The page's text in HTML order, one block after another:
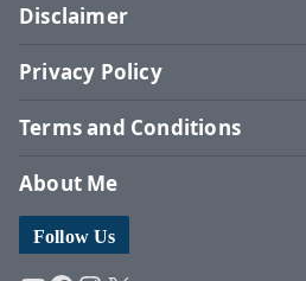
Disclaimer
Privacy Policy
Terms and Conditions
About Me
Follow Us